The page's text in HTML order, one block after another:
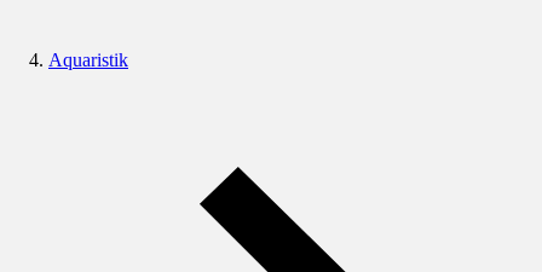
Aquaristik